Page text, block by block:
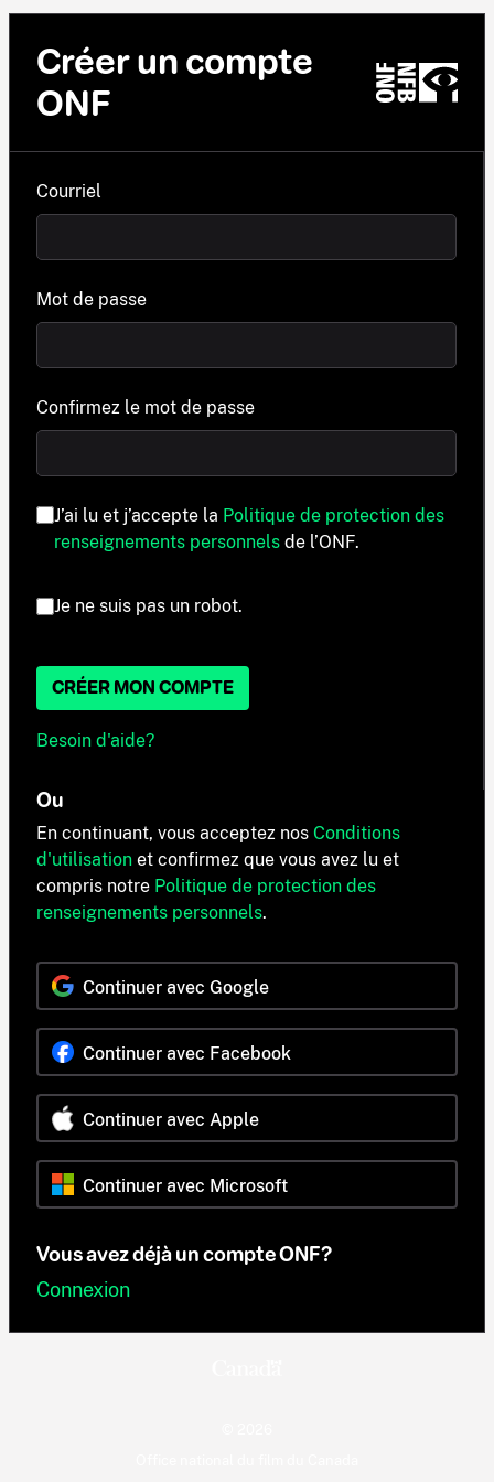
Créer un compte
ONF
Courriel
Mot de passe
Confirmez le mot de passe
J’ai lu et j’accepte la Politique de protection des
renseignements personnels de l’ONF.
Je ne suis pas un robot.
CRÉER MON COMPTE
Besoin d'aide?
Ou
En continuant, vous acceptez nos Conditions
d'utilisation et confirmez que vous avez lu et
compris notre Politique de protection des
renseignements personnels.
Continuer avec Google
Continuer avec Facebook
Continuer avec Apple
Continuer avec Microsoft
Vous avez déjà un compte ONF?
Connexion